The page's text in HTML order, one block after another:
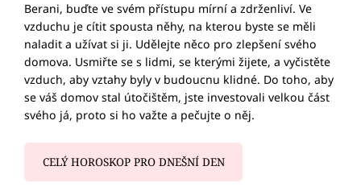
Berani, buďte ve svém přístupu mírní a zdrženliví. Ve
vzduchu je cítit spousta něhy, na kterou byste se měli
naladit a užívat si ji. Udělejte něco pro zlepšení svého
domova. Usmiřte se s lidmi, se kterými žijete, a vyčistěte
vzduch, aby vztahy byly v budoucnu klidné. Do toho, aby
se váš domov stal útočištěm, jste investovali velkou část
svého já, proto si ho važte a pečujte o něj.
CELÝ HOROSKOP PRO DNEŠNÍ DEN